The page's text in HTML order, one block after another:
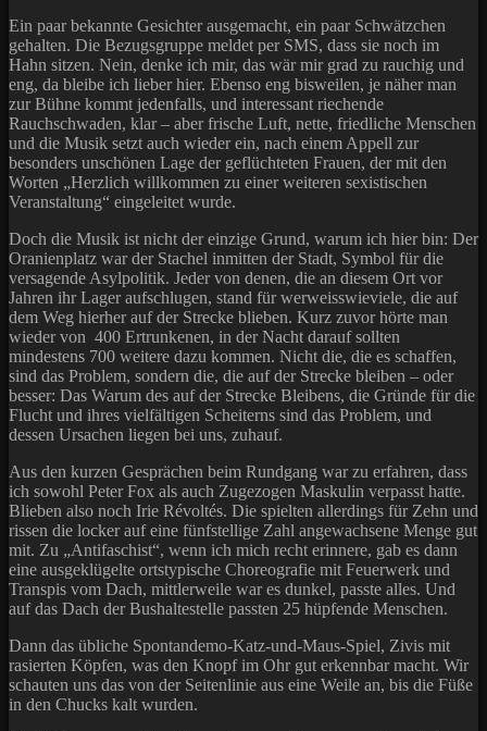
Ein paar bekannte Gesichter ausgemacht, ein paar Schwätzchen
gehalten. Die Bezugsgruppe meldet per SMS, dass sie noch im
Hahn sitzen. Nein, denke ich mir, das wär mir grad zu rauchig und
eng, da bleibe ich lieber hier. Ebenso eng bisweilen, je näher man
zur Bühne kommt jedenfalls, und interessant riechende
Rauchschwaden, klar – aber frische Luft, nette, friedliche Menschen
und die Musik setzt auch wieder ein, nach einem Appell zur
besonders unschönen Lage der geflüchteten Frauen, der mit den
Worten „Herzlich willkommen zu einer weiteren sexistischen
Veranstaltung“ eingeleitet wurde.
Doch die Musik ist nicht der einzige Grund, warum ich hier bin: Der
Oranienplatz war der Stachel inmitten der Stadt, Symbol für die
versagende Asylpolitik. Jeder von denen, die an diesem Ort vor
Jahren ihr Lager aufschlugen, stand für werweisswieviele, die auf
dem Weg hierher auf der Strecke blieben. Kurz zuvor hörte man
wieder von 400 Ertrunkenen, in der Nacht darauf sollten
mindestens 700 weitere dazu kommen. Nicht die, die es schaffen,
sind das Problem, sondern die, die auf der Strecke bleiben – oder
besser: Das Warum des auf der Strecke Bleibens, die Gründe für die
Flucht und ihres vielfältigen Scheiterns sind das Problem, und
dessen Ursachen liegen bei uns, zuhauf.
Aus den kurzen Gesprächen beim Rundgang war zu erfahren, dass
ich sowohl Peter Fox als auch Zugezogen Maskulin verpasst hatte.
Blieben also noch Irie Révoltés. Die spielten allerdings für Zehn und
rissen die locker auf eine fünfstellige Zahl angewachsene Menge gut
mit. Zu „Antifaschist“, wenn ich mich recht erinnere, gab es dann
eine ausgeklügelte ortstypische Choreografie mit Feuerwerk und
Transpis vom Dach, mittlerweile war es dunkel, passte alles. Und
auf das Dach der Bushaltestelle passten 25 hüpfende Menschen.
Dann das übliche Spontandemo-Katz-und-Maus-Spiel, Zivis mit
rasierten Köpfen, was den Knopf im Ohr gut erkennbar macht. Wir
schauten uns das von der Seitenlinie aus eine Weile an, bis die Füße
in den Chucks kalt wurden.